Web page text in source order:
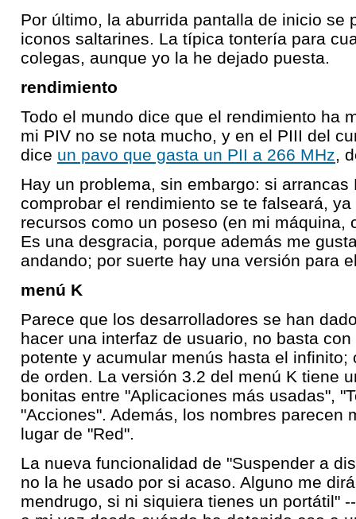
Por último, la aburrida pantalla de inicio se
iconos saltarines. La típica tontería para
colegas, aunque yo la he dejado puesta.
rendimiento
Todo el mundo dice que el rendimiento ha
mi PIV no se nota mucho, y en el PIII del
dice un pavo que gasta un PII a 266 MHz,
Hay un problema, sin embargo: si arrancas
comprobar el rendimiento se te falseará,
recursos como un poseso (en mi máquina,
Es una desgracia, porque además me
andando; por suerte hay una versión para
menú K
Parece que los desarrolladores se han
hacer una interfaz de usuario, no basta
potente y acumular menús hasta el infinito;
de orden. La versión 3.2 del menú K tiene
bonitas entre "Aplicaciones más usadas",
"Acciones". Además, los nombres parecen
lugar de "Red".
La nueva funcionalidad de "Suspender a
no la he usado por si acaso. Alguno me
mendrugo, si ni siquiera tienes un portátil"